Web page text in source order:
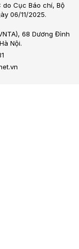
do Cục Báo chí, Bộ
06/11/2025.
68 Dương Đình
Nội.